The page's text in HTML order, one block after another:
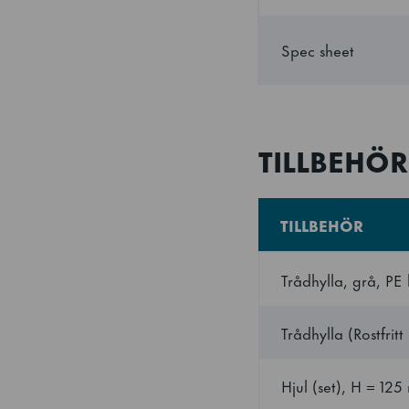
(EEI)
Antal hyllor
Maximalt antal
Hyllstorlek
Spec sheet
TILLBEHÖR
TILLBEHÖR
Trådhylla, grå,
Trådhylla
Hjul (set), H = 125